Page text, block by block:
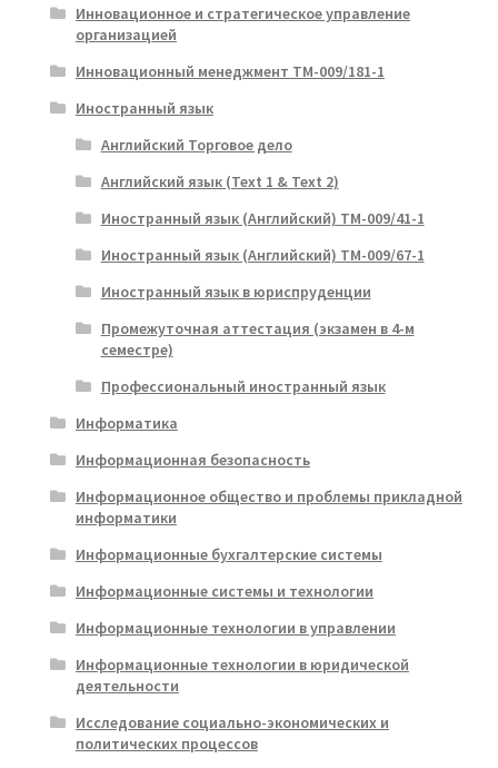
Инновационное и стратегическое управление
организацией
Инновационный менеджмент ТМ-009/181-1
Иностранный язык
Английский Торговое дело
Английский язык (Text 1 & Text 2)
Иностранный язык (Английский) ТМ-009/41-1
Иностранный язык (Английский) ТМ-009/67-1
Иностранный язык в юриспруденции
Промежуточная аттестация (экзамен в 4-м
семестре)
Профессиональный иностранный язык
Информатика
Информационная безопасность
Информационное общество и проблемы прикладной
информатики
Информационные бухгалтерские системы
Информационные системы и технологии
Информационные технологии в управлении
Информационные технологии в юридической
деятельности
Исследование социально-экономических и
политических процессов